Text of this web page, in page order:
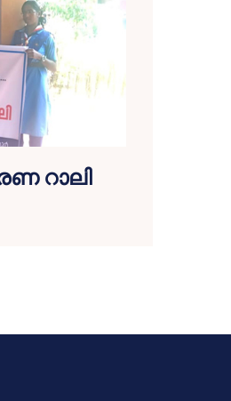
റാലി